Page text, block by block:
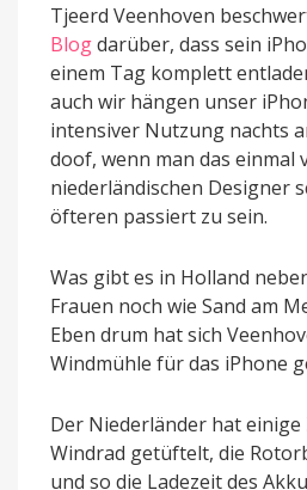
Tjeerd Veenhoven
Blogdarüber, dass sein
einem Tag komplett
auch wir hängen unser
intensiver Nutzung nachts
doof, wenn man das einmal
niederländischen Designer
öfteren passiert zu sein.
Was gibt es in Holland
Frauen noch wie Sand am
Eben drum hat sich
Windmühle für das iPhone
Der Niederländer hat einige
Windrad getüftelt, die
und so die Ladezeit des